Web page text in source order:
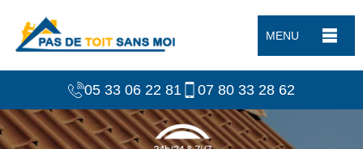
MENU
05 33 06 22 81 07 80 33 28 62